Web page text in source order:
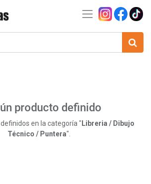
producto definido
en la categoría " Libreria / Dibujo
Técnico / Puntera".